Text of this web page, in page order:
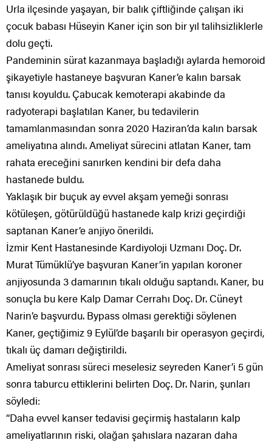
Urla ilçesinde yaşayan, bir balık çiftliğinde çalışan iki
çocuk babası Hüseyin Kaner için son bir yıl talihsizliklerle
dolu geçti.
Pandeminin sürat kazanmaya başladığı aylarda hemoroid
şikayetiyle hastaneye başvuran Kaner’e kalın barsak
tanısı koyuldu. Çabucak kemoterapi akabinde da
radyoterapi başlatılan Kaner, bu tedavilerin
tamamlanmasından sonra 2020 Haziran’da kalın barsak
ameliyatına alındı. Ameliyat sürecini atlatan Kaner, tam
rahata ereceğini sanırken kendini bir defa daha
hastanede buldu.
Yaklaşık bir buçuk ay evvel akşam yemeği sonrası
kötüleşen, götürüldüğü hastanede kalp krizi geçirdiği
saptanan Kaner’e anjiyo önerildi.
İzmir Kent Hastanesinde Kardiyoloji Uzmanı Doç. Dr.
Murat Tümüklü’ye başvuran Kaner’in yapılan koroner
anjiyosunda 3 damarının tıkalı olduğu saptandı. Kaner, bu
sonuçla bu kere Kalp Damar Cerrahı Doç. Dr. Cüneyt
Narin’e başvurdu. Bypass olması gerektiği söylenen
Kaner, geçtiğimiz 9 Eylül’de başarılı bir operasyon geçirdi,
tıkalı üç damarı değiştirildi.
Ameliyat sonrası süreci meselesiz seyreden Kaner’i 5 gün
sonra taburcu ettiklerini belirten Doç. Dr. Narin, şunları
söyledi:
“Daha evvel kanser tedavisi geçirmiş hastaların kalp
ameliyatlarının riski, olağan şahıslara nazaran daha